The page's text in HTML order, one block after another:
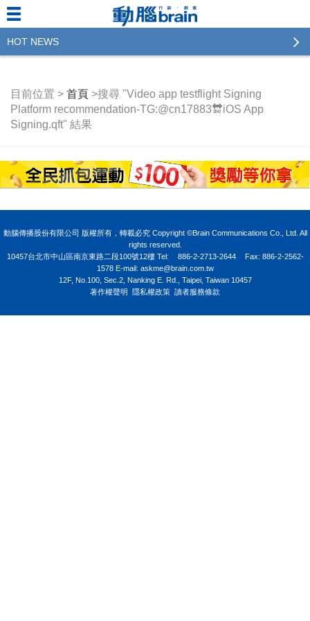
目前位置 > 首頁 >搜尋 "Video app testflight Signing
Platform recommendation-TG:@cn17883🔛iOS App
Signing.qft" 結果
HOT NEWS
更創新及具影響力
2022行銷傳播傑出貢獻獎得獎名單揭曉，近400位行
銷傳播人共襄盛舉！The Winners of 2022《Brain》
LINE 推出「AI 肖像」新功能 體驗專業棚拍的高質
2023台灣民生快消品牌排行 14億次國民消費揭曉品
域動行銷公布人事異動
時尚
動腦傳播股份有限公司 版權所有，轉載必究 Copyright ©Brain Communications Co., Ltd. All
rights reserved.
10457台北市中山區南京東路二段100號12樓Tel: 886-2-2713-2644
Fax: 886-2-2562-
1578 E-mail: askme@brain.com.tw
12F, No.100, Sec.2, Nanking E. Rd., Taipei, Taiwan 10457
著作權聲明 隱私權政策 讀者服務條款